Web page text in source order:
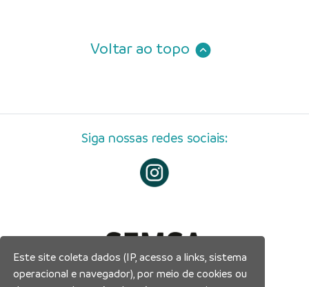
Voltar ao topo
Siga nossas redes sociais:
Este site coleta dados (IP, acesso a links, sistema
operacional e navegador), por meio de cookies ou